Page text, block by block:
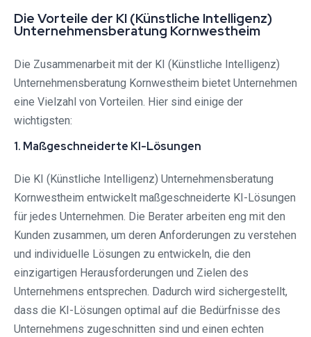
Die Vorteile der KI (Künstliche Intelligenz)
Unternehmensberatung Kornwestheim
Die Zusammenarbeit mit der KI (Künstliche Intelligenz)
Unternehmensberatung Kornwestheim bietet Unternehmen
eine Vielzahl von Vorteilen. Hier sind einige der
wichtigsten:
1. Maßgeschneiderte KI-Lösungen
Die KI (Künstliche Intelligenz) Unternehmensberatung
Kornwestheim entwickelt maßgeschneiderte KI-Lösungen
für jedes Unternehmen. Die Berater arbeiten eng mit den
Kunden zusammen, um deren Anforderungen zu verstehen
und individuelle Lösungen zu entwickeln, die den
einzigartigen Herausforderungen und Zielen des
Unternehmens entsprechen. Dadurch wird sichergestellt,
dass die KI-Lösungen optimal auf die Bedürfnisse des
Unternehmens zugeschnitten sind und einen echten